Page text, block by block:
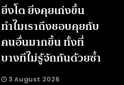
ยิ่งโต ยิ่งคุยเก่งขึ้น
ทำไมเราถึงชอบคุยกับ
คนอื่นมากขึ้น ทั้งที่
บางทีไม่รู้จักกันด้วยซ้ำ
3 August 2026